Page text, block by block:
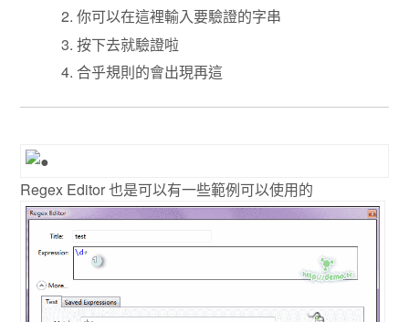
你可以在這裡輸入要驗證的字串
按下去就驗證啦
合乎規則的會出現再這
Regex Editor 也是可以有一些範例可以使用的